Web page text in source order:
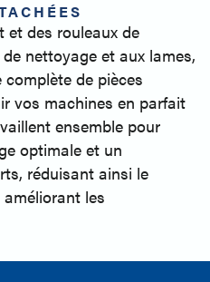
et des rouleaux de
nettoyage et aux lames,
de pièces
vos machines en parfait
ensemble pour
optimale et un
réduisant ainsi le
les